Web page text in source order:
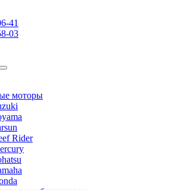
41
03
моторы
Rider